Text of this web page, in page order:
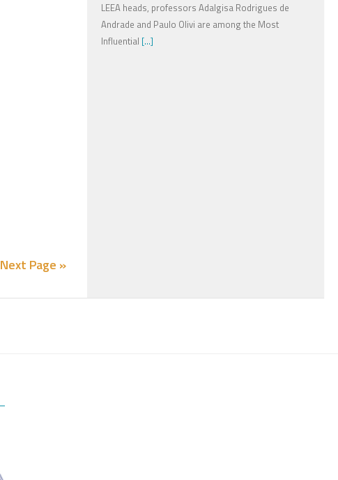
Next Page »
LEEA heads, professors Adalgisa Rodrigues de
Andrade and Paulo Olivi are among the Most
Influential [...]